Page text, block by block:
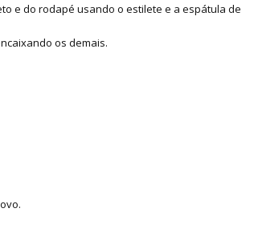
e do rodapé usando o estilete e a espátula de
os demais.